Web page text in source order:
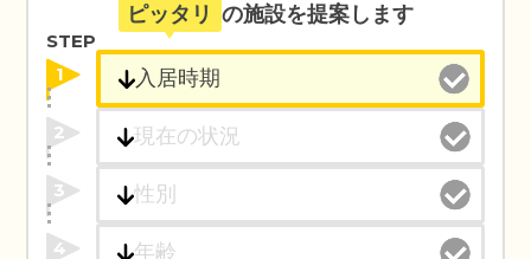
ピッタリ の施設を提案します
STEP
1
2
3
4